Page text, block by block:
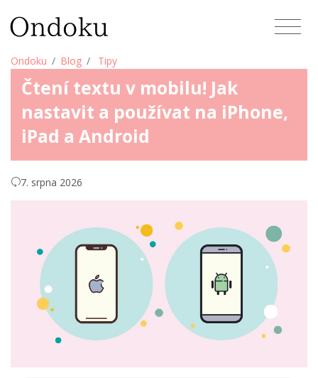
Ondoku Blog Tipy
Čtení textu v mobilu! Jak
nastavit a používat na iPhone,
iPad a Android
7. srpna 2026